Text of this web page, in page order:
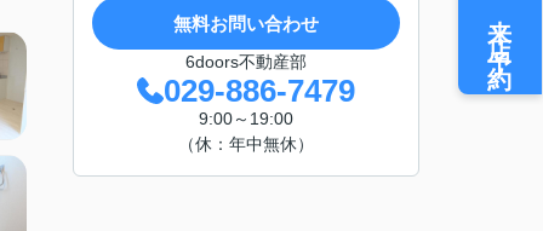
無料お問い合わせ
6doors不動産部
029-886-7479
9:00～19:00
（休：年中無休）
来店予約